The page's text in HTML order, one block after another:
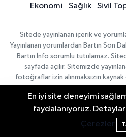
Ekonomi
Sağlık Sivil
Sitede yayınlanan içerik ve
Yayınlanan yorumlardan Bartın Son
Bartın İnfo sorumlu tutulamaz.
sayfada açılır. Sitemizde
fotoğraflar izin alınmaksızın
Turizm
En iyi site deneyimi
faydalanıyoruz.
Çerezler
Bartın'da Şafak
Şüpheli Aranıyor